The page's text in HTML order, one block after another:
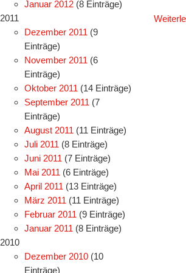
Januar 2012 (8 Einträge)
2011
Dezember 2011 (9
Einträge)
November 2011 (6
Einträge)
Oktober 2011 (14 Einträge)
September 2011 (7
Einträge)
August 2011 (11 Einträge)
Juli 2011 (8 Einträge)
Juni 2011 (7 Einträge)
Mai 2011 (6 Einträge)
April 2011 (13 Einträge)
März 2011 (11 Einträge)
Februar 2011 (9 Einträge)
Januar 2011 (8 Einträge)
2010
Dezember 2010 (10
Einträge)